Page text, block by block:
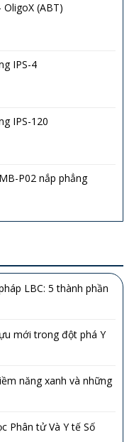
(ABT)
IPS-4
IPS-120
P02 nắp phẳng
LBC: 5 thành phần
mới trong đột phá Y
năng xanh và những
Phân tử Và Y tế Số